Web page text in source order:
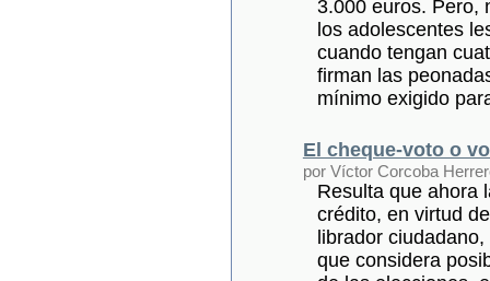
3.000 euros. Pero,
los adolescentes
cuando tengan
firman las
mínimo exigido
El cheque-voto o
por Víctor Corcoba
Resulta que ahora
crédito, en virtud
librador
que considera